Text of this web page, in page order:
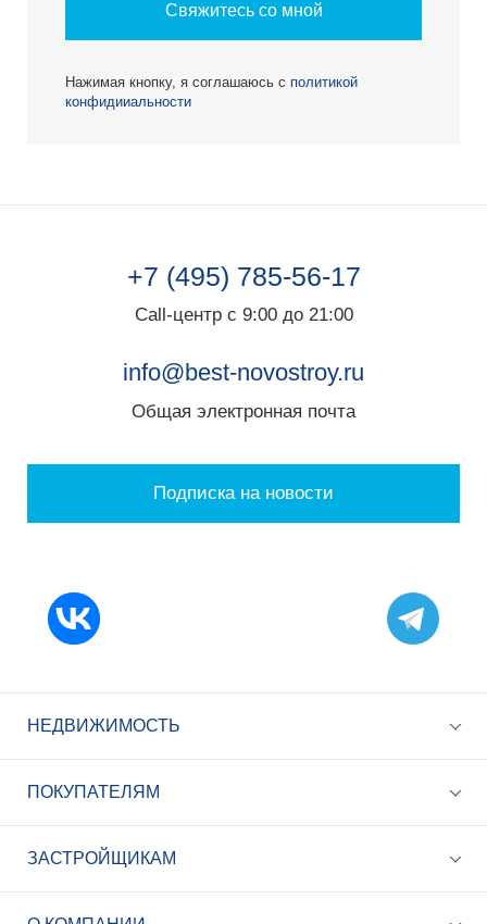
+7 (495) 785-56-17
Свяжитесь со мной
Нажимая кнопку, я соглашаюсь с политикой
конфидииальности
+7 (495) 785-56-17
Call-центр с 9:00 до 21:00
info@best-novostroy.ru
Общая электронная почта
Подписка на новости
НЕДВИЖИМОСТЬ
ПОКУПАТЕЛЯМ
ЗАСТРОЙЩИКАМ